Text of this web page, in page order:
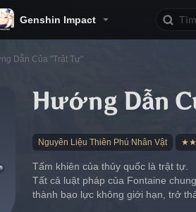
Genshin Impact
Dẫn Của "Trật Tự"
Hướng Dẫn
Nguyên Liệu Thiên Phú Nhân Vật
Tấm khiên của thủy quốc là trật tự.
Tất cả luật pháp của Fontaine
thành bạo lực không giới hạn, trở